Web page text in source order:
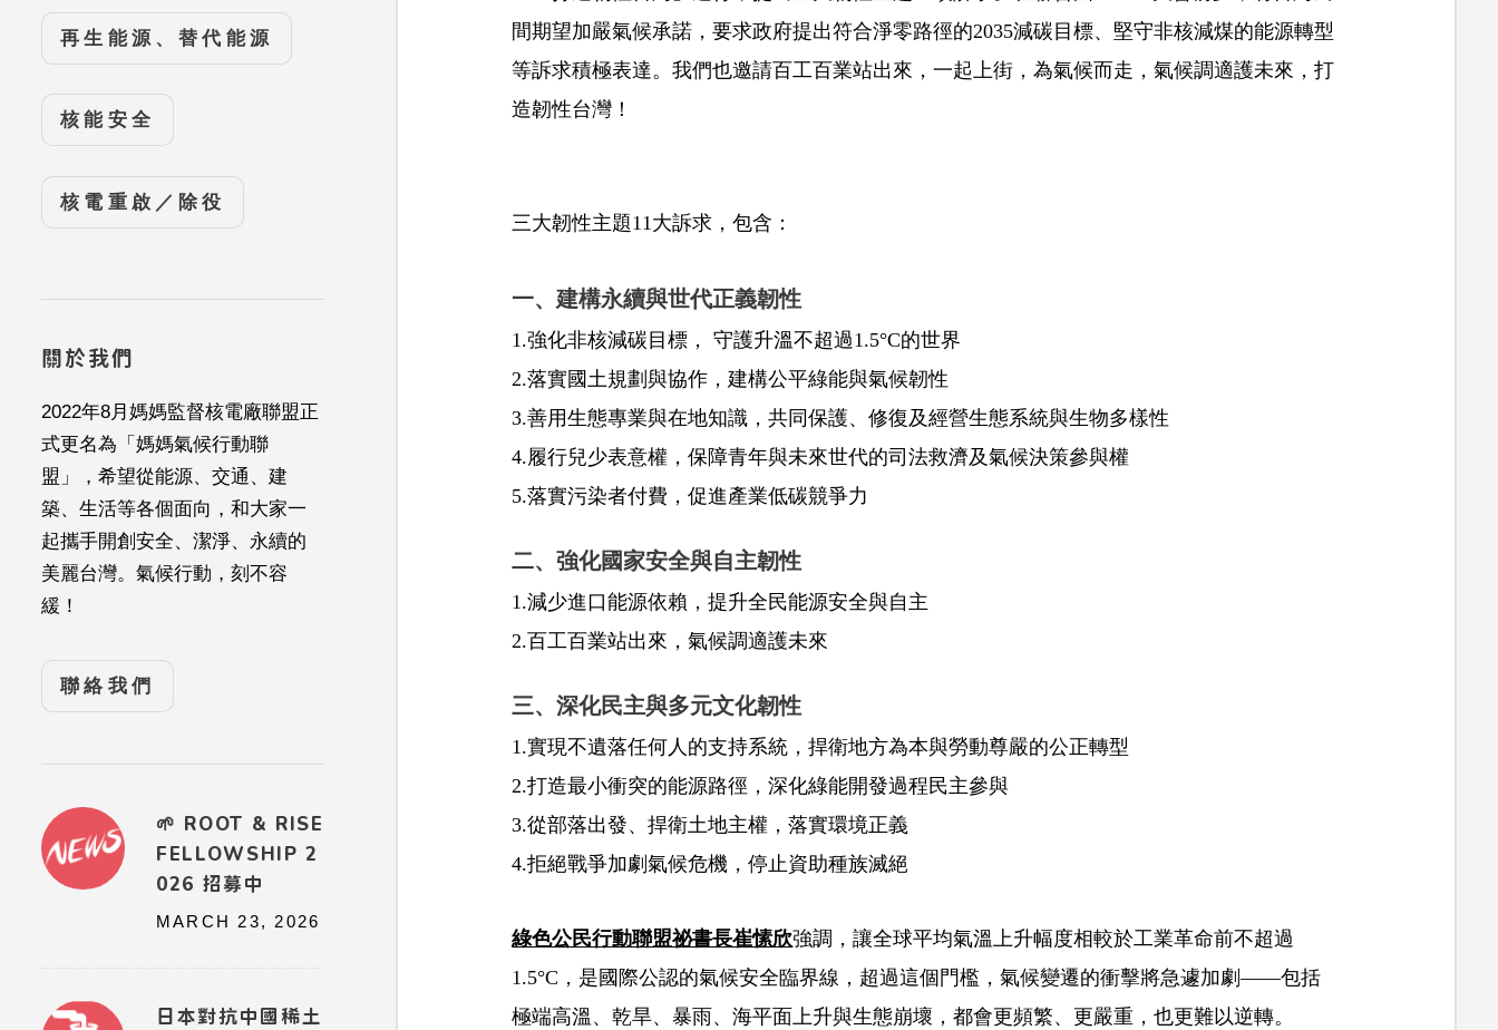
間期望加嚴氣候承諾，要求政府提出符合淨零路徑的2035減碳目標、堅守非核減煤的能源轉型
等訴求積極表達。我們也邀請百工百業站出來，一起上街，為氣候而走，氣候調適護未來，打
造韌性台灣！
三大韌性主題11大訴求，包含：
一、建構永續與世代正義韌性
1.強化非核減碳目標， 守護升溫不超過1.5°C的世界
2.落實國土規劃與協作，建構公平綠能與氣候韌性
3.善用生態專業與在地知識，共同保護、修復及經營生態系統與生物多樣性
4.履行兒少表意權，保障青年與未來世代的司法救濟及氣候決策參與權
5.落實污染者付費，促進產業低碳競爭力
二、強化國家安全與自主韌性
1.減少進口能源依賴，提升全民能源安全與自主
2.百工百業站出來，氣候調適護未來
三、深化民主與多元文化韌性
1.實現不遺落任何人的支持系統，捍衛地方為本與勞動尊嚴的公正轉型
2.打造最小衝突的能源路徑，深化綠能開發過程民主參與
3.從部落出發、捍衛土地主權，落實環境正義
4.拒絕戰爭加劇氣候危機，停止資助種族滅絕
綠色公民行動聯盟祕書長崔愫欣強調，讓全球平均氣溫上升幅度相較於工業革命前不超過
1.5°C，是國際公認的氣候安全臨界線，超過這個門檻，氣候變遷的衝擊將急遽加劇——包括
極端高溫、乾旱、暴雨、海平面上升與生態崩壞，都會更頻繁、更嚴重，也更難以逆轉。
再生能源、替代能源
核能安全
核電重啟／除役
關於我們
2022年8月媽媽監督核電廠聯盟正
式更名為「媽媽氣候行動聯
盟」，希望從能源、交通、建
築、生活等各個面向，和大家一
起攜手開創安全、潔淨、永續的
美麗台灣。氣候行動，刻不容
緩！
聯絡我們
🌱 ROOT & RISE
FELLOWSHIP 2
026 招募中
MARCH 23, 2026
日本對抗中國稀土